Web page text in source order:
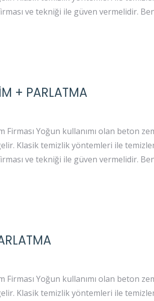
ve tekniği ile güven vermelidir.
+ PARLATMA
Yoğun kullanımı olan beton
Klasik temizlik yöntemleri ile
ve tekniği ile güven vermelidir.
Yoğun kullanımı olan beton
Klasik temizlik yöntemleri ile